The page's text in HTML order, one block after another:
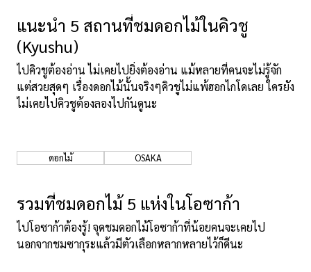
แนะนำ 5 สถานที่ชมดอกไม้ในคิวชู
(Kyushu)
ไปคิวชูต้องอ่าน ไม่เคยไปยิ่งต้องอ่าน แม้หลายที่คนจะไม่รู้จัก
แต่สวยสุดๆ เรื่องดอกไม้นั้นจริงๆคิวชูไม่แพ้ฮอกไกโดเลย ใครยัง
ไม่เคยไปคิวชูต้องลองไปกันดูนะ
ดอกไม้ OSAKA
รวมที่ชมดอกไม้ 5 แห่งในโอซาก้า
ไปโอซาก้าต้องรู้! จุดชมดอกไม้โอซาก้าที่น้อยคนจะเคยไป
นอกจากชมซากุระแล้วมีตัวเลือกหลากหลายไว้ก็ดีนะ